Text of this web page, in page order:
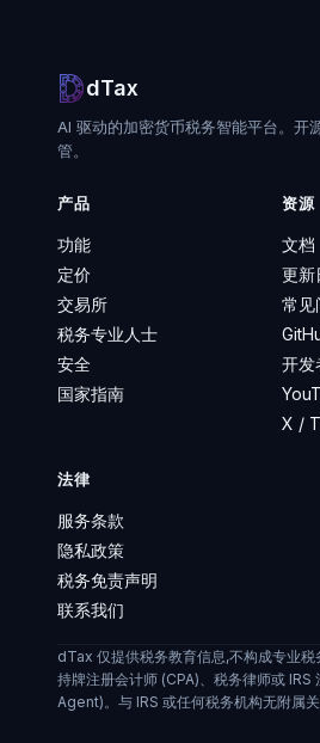
dTax
AI 驱动的加密货币税务智能平台。开
管。
产品
功能
定价
交易所
税务专业人士
安全
国家指南
资源
文档
更新
常见
开发
X /
法律
服务条款
隐私政策
税务免责声明
联系我们
dTax 仅提供税务教育信息,不构成专业
持牌注册会计师 (CPA)、税务律师或
Agent)。与 IRS 或任何税务机构无附属关